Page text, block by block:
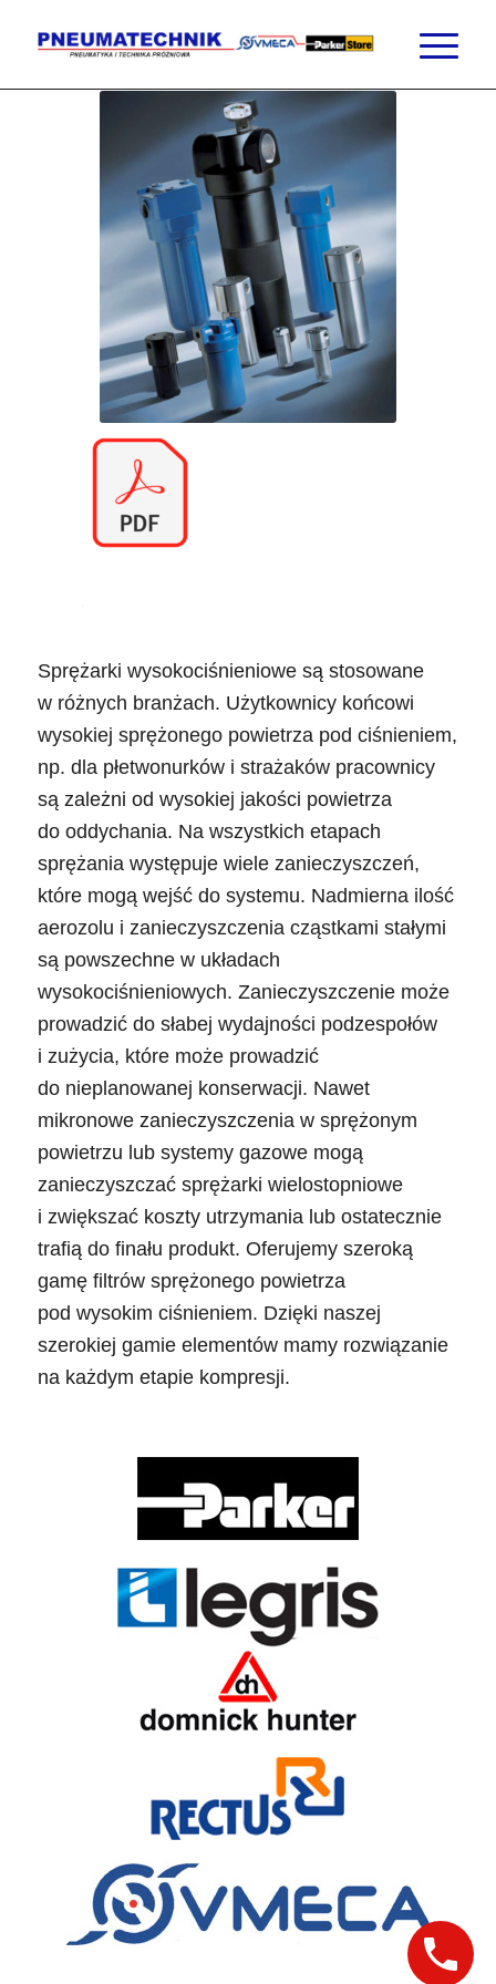
Sprężarki wysokociśnieniowe są stosowane
w różnych branżach. Użytkownicy końcowi
wysokiej sprężonego powietrza pod ciśnieniem,
np. dla płetwonurków i strażaków pracownicy
są zależni od wysokiej jakości powietrza
do oddychania. Na wszystkich etapach
sprężania występuje wiele zanieczyszczeń,
które mogą wejść do systemu. Nadmierna ilość
aerozolu i zanieczyszczenia cząstkami stałymi
są powszechne w układach
wysokociśnieniowych. Zanieczyszczenie może
prowadzić do słabej wydajności podzespołów
i zużycia, które może prowadzić
do nieplanowanej konserwacji. Nawet
mikronowe zanieczyszczenia w sprężonym
powietrzu lub systemy gazowe mogą
zanieczyszczać sprężarki wielostopniowe
i zwiększać koszty utrzymania lub ostatecznie
trafią do finału produkt. Oferujemy szeroką
gamę filtrów sprężonego powietrza
pod wysokim ciśnieniem. Dzięki naszej
szerokiej gamie elementów mamy rozwiązanie
na każdym etapie kompresji.